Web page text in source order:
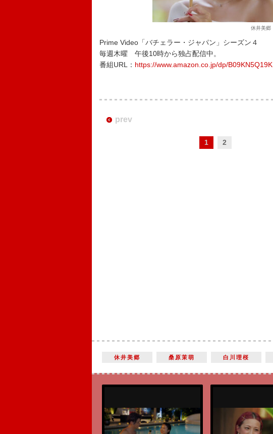
休井美郷
Prime Video「バチェラー・ジャパン」シーズン４
毎週木曜 午後10時から独占配信中。
番組URL： https://www.amazon.co.jp/dp/B09KN5Q19K
prev
1 2
休井美郷 桑原茉萌 白川理桜